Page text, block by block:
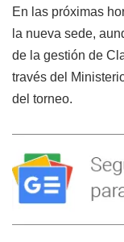
En las próximas
la nueva sede,
de la gestión de
través del
del torneo.